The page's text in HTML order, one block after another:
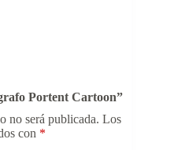
Portent Cartoon”
no será publicada. Los
con *